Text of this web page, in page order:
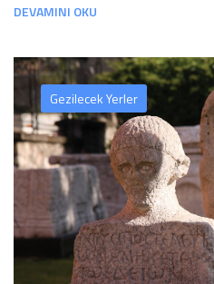
DEVAMINI OKU
Gezilecek Yerler